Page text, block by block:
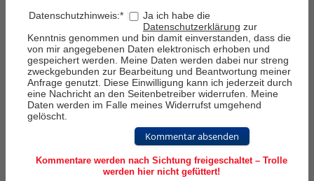
Datenschutzhinweis:*
Ja ich habe die
Datenschutzerklärung zur
Kenntnis genommen und bin damit einverstanden, dass die
von mir angegebenen Daten elektronisch erhoben und
gespeichert werden. Meine Daten werden dabei nur streng
zweckgebunden zur Bearbeitung und Beantwortung meiner
Anfrage genutzt. Diese Einwilligung kann ich jederzeit durch
eine Nachricht an den Seitenbetreiber widerrufen. Meine
Daten werden im Falle meines Widerrufst umgehend
gelöscht.
Kommentar absenden
Kommentare werden nach Sichtung freigeschaltet – Trolle
werden hier nicht gefüttert!